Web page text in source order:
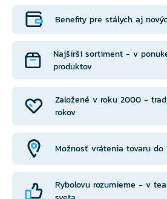
Založené v roku 2000 -
rokov
Benefity pre stálych aj
Možnosť vrátenia tovaru do
Najširší sortiment - v
produktov
Rybolovu rozumieme - v